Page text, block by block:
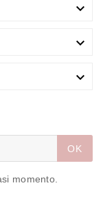



OK
momento.